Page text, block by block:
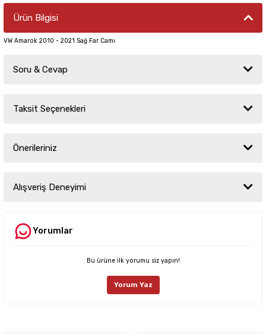
Ürün Bilgisi
VW Amarok 2010 - 2021 Sağ Far Camı
Soru & Cevap
Ürün hakkında henüz soru sorulmamış.
Taksit Seçenekleri
Önerileriniz
yetersiz gördüğünüz noktaları öneri formunu kullanarak tarafımıza
iletebilirsiniz.
Ürün resmi kalitesiz, bozuk veya görüntülenemiyor.
Ürün fiyatı diğer sitelerden daha pahalı.
Alışveriş Deneyimi
Deneyimini Paylaş
Yorumlar
Bu ürüne ilk yorumu siz yapın!
Yorum Yaz